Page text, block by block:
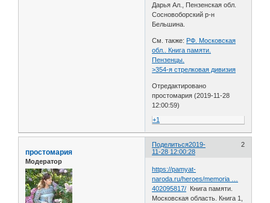
Дарья Ал., Пензенская обл.
Сосновоборский р-н
Бельшина.
См. также: РФ. Московская
обл.. Книга памяти.
Пензенцы.
>354-я стрелковая дивизия
Отредактировано
простомария (2019-11-28
12:00:59)
+1
Поделиться 2
2019-
11-28 12:00:28
простомария
Модератор
https://pamyat-
naroda.ru/heroes/memoria …
402095817/ Книга памяти.
Московская область. Книга 1,